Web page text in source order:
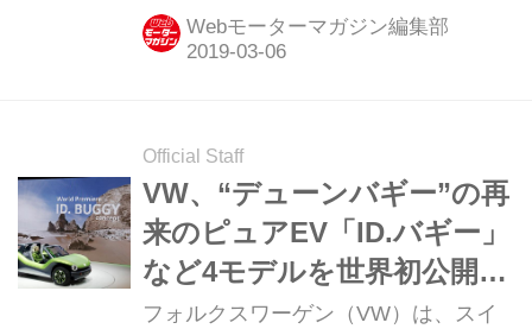
ッシュ・ビジョン・コンセプト」の3
台を世界初公開した。（タイトル画像
Webモーターマガジン編集部
Official Staff
VW、“デューンバギー”の再
来のピュアEV「ID.バギー」
など4モデルを世界初公開
【2019ジュネーブショー】
フォルクスワーゲン（VW）は、スイ